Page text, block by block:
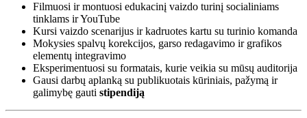
Filmuosi ir montuosi edukacinį vaizdo turinį socialiniams
tinklams ir YouTube
Kursi vaizdo scenarijus ir kadruotes kartu su turinio komanda
Mokysies spalvų korekcijos, garso redagavimo ir grafikos
elementų integravimo
Eksperimentuosi su formatais, kurie veikia su mūsų auditorija
Gausi darbų aplanką su publikuotais kūriniais, pažymą ir
galimybę gauti stipendiją